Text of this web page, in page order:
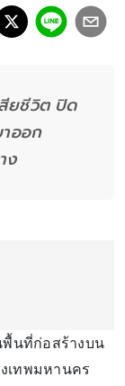
ยชีวิต ปิด
ออก
ง
พื้นที่ก่อสร้างบน
เทพมหานคร